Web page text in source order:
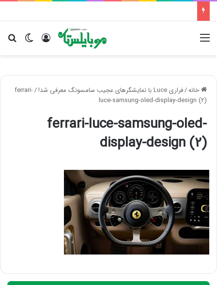
تغییر ورود
خانه/فراری Luce با نمایشگرهای عجیب سامسونگ معرفی شد! /
ferrari-
luce-samsung-oled-display-design (2)
ferrari-luce-samsung-oled-
display-design (2)